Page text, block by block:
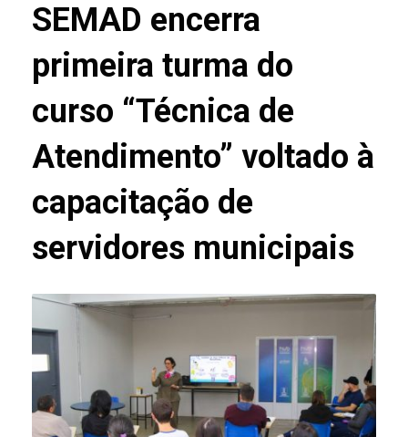
SEMAD encerra
primeira turma do
curso “Técnica de
Atendimento” voltado à
capacitação de
servidores municipais